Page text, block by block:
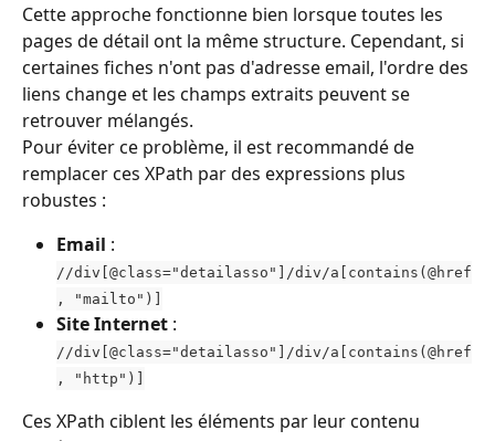
Cette approche fonctionne bien lorsque toutes les
pages de détail ont la même structure. Cependant, si
certaines fiches n'ont pas d'adresse email, l'ordre des
liens change et les champs extraits peuvent se
retrouver mélangés.
Pour éviter ce problème, il est recommandé de
remplacer ces XPath par des expressions plus
robustes :
Email :
//div[@class="detailasso"]/div/a[contains(@href
, "mailto")]
Site Internet :
//div[@class="detailasso"]/div/a[contains(@href
, "http")]
Ces XPath ciblent les éléments par leur contenu